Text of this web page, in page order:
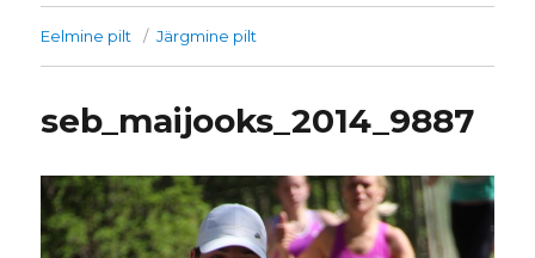
Eelmine pilt Järgmine pilt
seb_maijooks_2014_9887